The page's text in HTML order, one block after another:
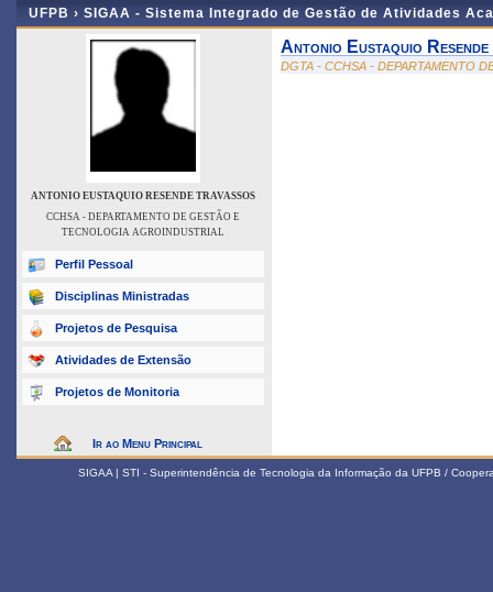
UFPB › SIGAA - Sistema Integrado de Gestão de Atividades
ANTONIO EUSTAQUIO RESENDE TRAVASSOS
CCHSA - DEPARTAMENTO DE GESTÃO E
TECNOLOGIA AGROINDUSTRIAL
Perfil Pessoal
Disciplinas Ministradas
Projetos de Pesquisa
Atividades de Extensão
Projetos de Monitoria
Ir ao Menu Principal
Antonio Eustaquio Resende
DGTA - CCHSA - DEPARTAMENTO
SIGAA | STI - Superintendência de Tecnologia da Informação da UFPB /